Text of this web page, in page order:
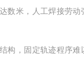
数米，人工焊接劳动
构，固定轨迹程序难